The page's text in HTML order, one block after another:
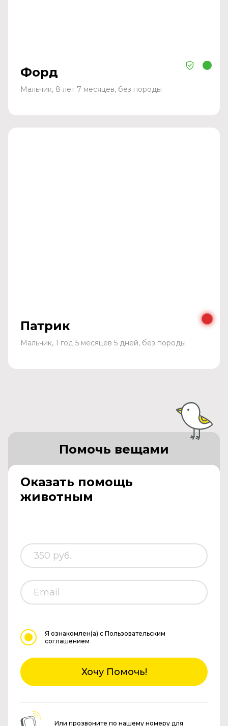
Форд
Мальчик, 8 лет 7 месяцев, без породы
Патрик
Мальчик, 1 год 5 месяцев 5 дней, без породы
Оказать помощь
животным
Помочь вещами
Я ознакомлен(а) с Пользовательским
соглашением
Хочу Помочь!
Или прозвоните по нашему номеру для